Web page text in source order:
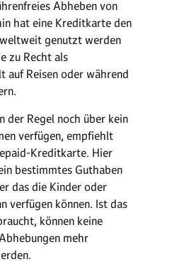
Abheben von
hat eine Kreditkarte den
genutzt werden
zu Recht als
auf Reisen oder während
der Regel noch über kein
verfügen, empfiehlt
Kreditkarte. Hier
bestimmtes Guthaben
das die Kinder oder
verfügen können. Ist das
können keine
mehr